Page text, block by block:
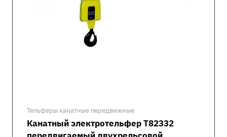
Тельферы канатные передвижные
Канатный электротельфер Т82332